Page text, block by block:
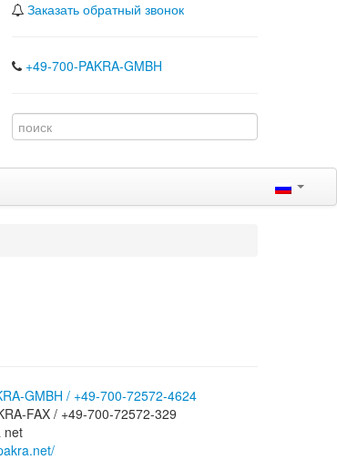
Заказать обратный звонок
+49-700-PAKRA-GMBH
GMBH / +49-700-72572-4624
FAX / +49-700-72572-329
net